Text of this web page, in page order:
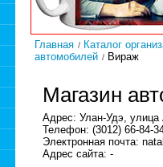
Главная Каталог
автомобилей
Вираж
Магазин
Адрес: Улан-Удэ, улица
Телефон: (3012) 66-84-
Электронная почта:
Адрес сайта: -